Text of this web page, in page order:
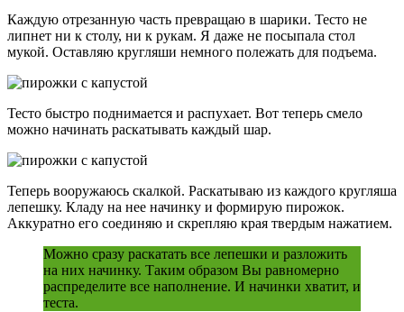
Каждую отрезанную часть превращаю в шарики. Тесто не
липнет ни к столу, ни к рукам. Я даже не посыпала стол
мукой. Оставляю кругляши немного полежать для подъема.
Тесто быстро поднимается и распухает. Вот теперь смело
можно начинать раскатывать каждый шар.
Теперь вооружаюсь скалкой. Раскатываю из каждого кругляша
лепешку. Кладу на нее начинку и формирую пирожок.
Аккуратно его соединяю и скрепляю края твердым нажатием.
Можно сразу раскатать все лепешки и разложить
на них начинку. Таким образом Вы равномерно
распределите все наполнение. И начинки хватит, и
теста.